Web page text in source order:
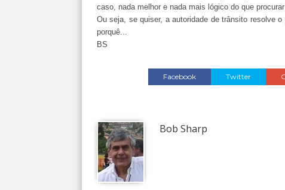
caso, nada melhor e nada mais lógico do que
Ou seja, se quiser, a autoridade de trânsito resolve
porquê...
BS
Facebook Twitter
Bob Sharp